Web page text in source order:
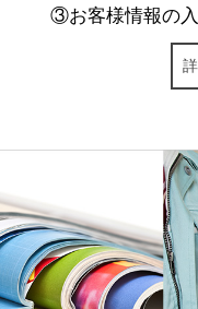
③お客様情報の入